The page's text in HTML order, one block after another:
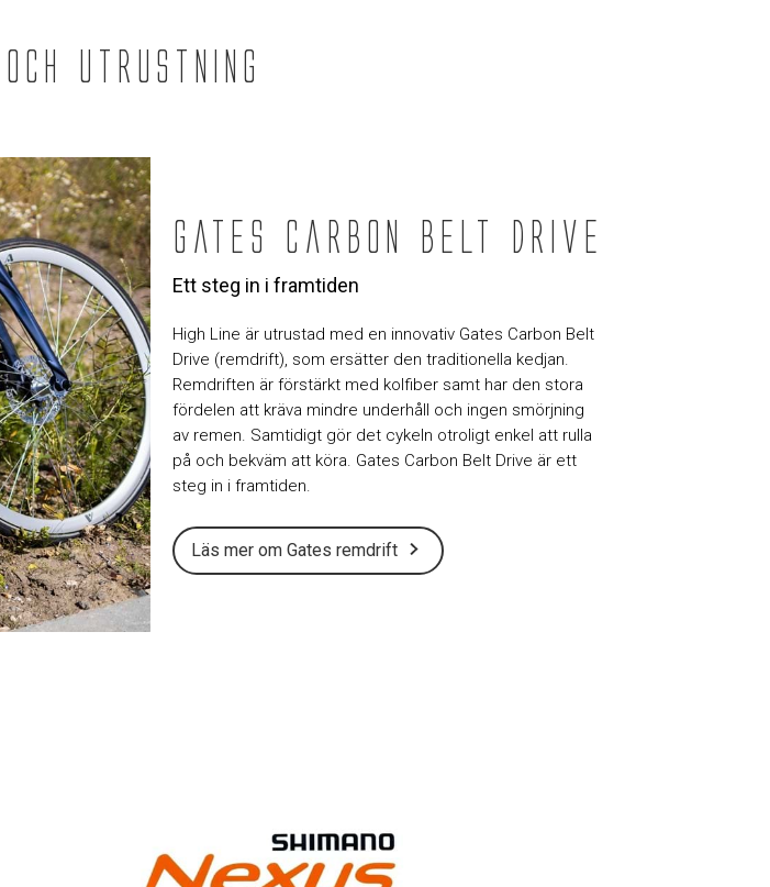
utrustning
Gates Carbon Belt Drive
Ett steg in i framtiden
High Line är utrustad med en innovativ Gates Carbon Belt
Drive (remdrift), som ersätter den traditionella kedjan.
Remdriften är förstärkt med kolfiber samt har den stora
fördelen att kräva mindre underhåll och ingen smörjning
av remen. Samtidigt gör det cykeln otroligt enkel att rulla
på och bekväm att köra. Gates Carbon Belt Drive är ett
steg in i framtiden.
Läs mer om Gates remdrift